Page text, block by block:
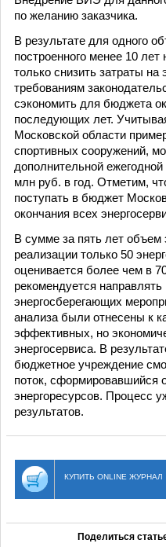
по желанию заказчика.
В результате для одного
построенного менее 10 лет
только снизить затраты на
требованиям
сэкономить для бюджета
последующих лет.
Московской области
спортивных сооружений,
дополнительной
млн руб. в год. Отметим,
поступать в бюджет
окончания всех
В сумме за пять лет объем
реализации только 50
оценивается более чем в
рекомендуется
энергосберегающих
анализа были отнесены к
эффективных, но
энергосервиса. В
бюджетное учреждение
поток, сформировавшийся
энергоресурсов. Процесс
результатов.
КУПИТЬ ONLINE ЖУРНАЛ
Поделиться